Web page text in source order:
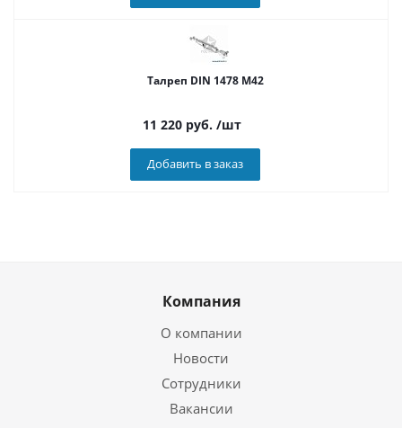
Талреп DIN 1478 M42
11 220 руб. /шт
Добавить в заказ
Компания
О компании
Новости
Сотрудники
Вакансии